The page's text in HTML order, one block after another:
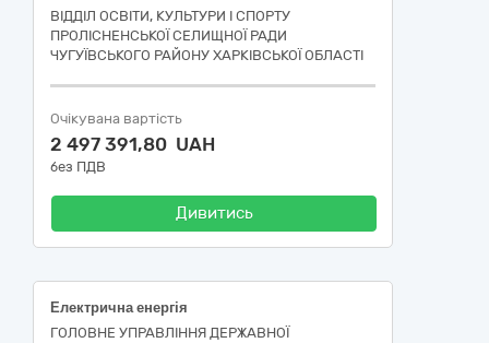
ВІДДІЛ ОСВІТИ, КУЛЬТУРИ І СПОРТУ
ПРОЛІСНЕНСЬКОЇ СЕЛИЩНОЇ РАДИ
ЧУГУЇВСЬКОГО РАЙОНУ ХАРКІВСЬКОЇ ОБЛАСТІ
Очікувана вартість
2 497 391,80 UAH
без ПДВ
Дивитись
Електрична енергія
ГОЛОВНЕ УПРАВЛІННЯ ДЕРЖАВНОЇ